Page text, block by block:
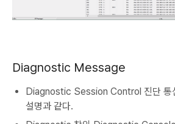
Diagnostic Message
Diagnostic Session Control 진단 통
설명과 같다.